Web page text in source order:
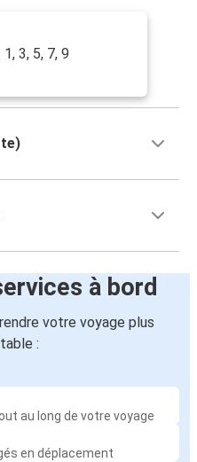
3, 5, 7, 9
à bord
votre voyage plus
:
au long de votre voyage
en déplacement